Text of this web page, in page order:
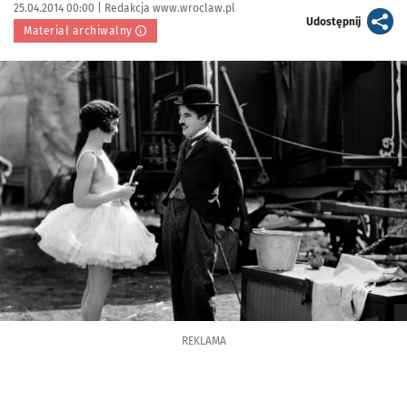
Data publikacji:
25.04.2014 00:00 | Autor:
Redakcja www.wroclaw.pl
Materiał archiwalny
Udostępnijartykuł
Kliknij, aby powiększyć
REKLAMA